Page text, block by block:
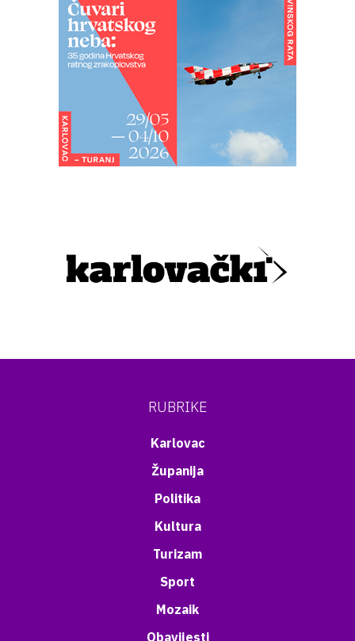
RUBRIKE
Karlovac
Županija
Politika
Kultura
Turizam
Sport
Mozaik
Obavijesti